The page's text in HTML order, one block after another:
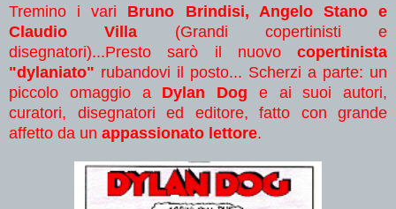
Tremino i vari Bruno Brindisi, Angelo Stano e
Claudio Villa (Grandi copertinisti e
disegnatori)...Presto sarò il nuovo copertinista
"dylaniato" rubandovi il posto... Scherzi a parte: un
piccolo omaggio a Dylan Dog e ai suoi autori,
curatori, disegnatori ed editore, fatto con grande
affetto da un appassionato lettore.